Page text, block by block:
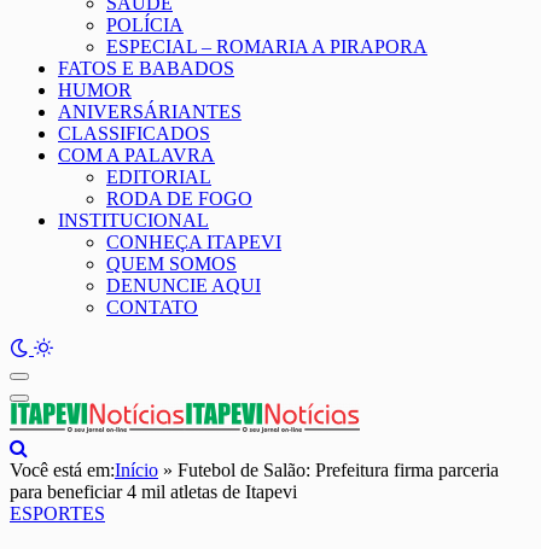
POLÍCIA
ESPECIAL – ROMARIA A PIRAPORA
FATOS E BABADOS
HUMOR
ANIVERSÁRIANTES
CLASSIFICADOS
COM A PALAVRA
EDITORIAL
RODA DE FOGO
INSTITUCIONAL
CONHEÇA ITAPEVI
QUEM SOMOS
DENUNCIE AQUI
CONTATO
Você está em:Início » Futebol de Salão: Prefeitura firma parceria
para beneficiar 4 mil atletas de Itapevi
ESPORTES